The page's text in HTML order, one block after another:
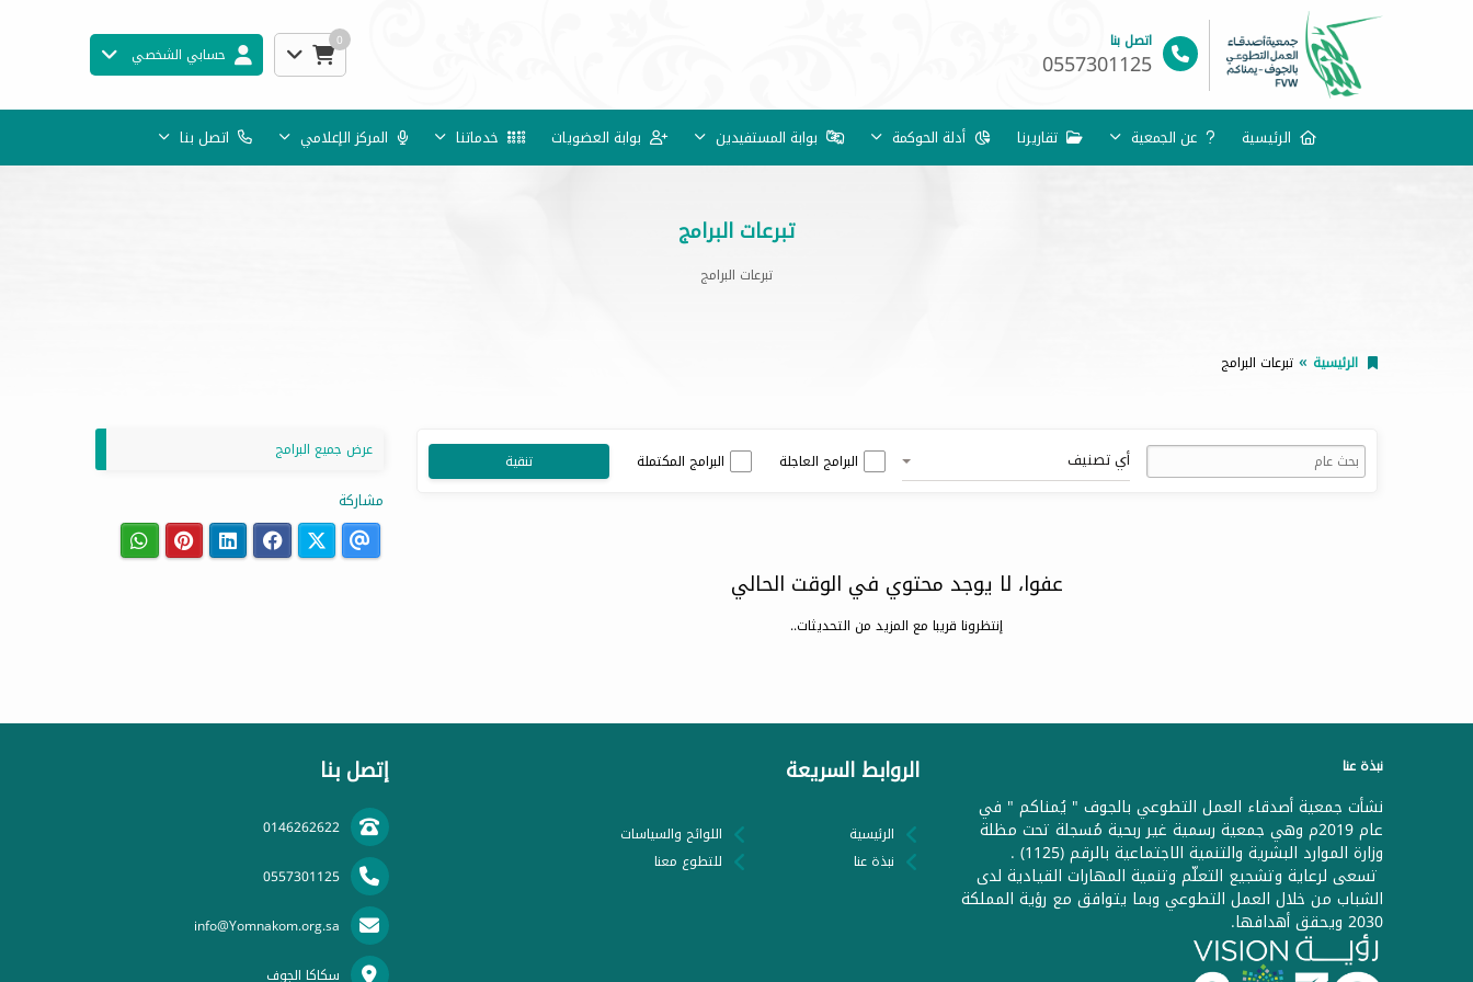
اتصل بنا
0557301125
0
حسابي الشخصي
الرئيسية عن الجمعية تقاريرنا أدلة الحوكمة بوابة المستفيدين بوابة العضويات خدماتنا المركز الإعلامي اتصل بنا
تبرعات البرامج
تبرعات البرامج
الرئيسية تبرعات البرامج
أي تصنيف البرامج العاجلة البرامج المكتملة تنقية
عفوا، لا يوجد محتوي في الوقت الحالي
إنتظرونا قريبا مع المزيد من التحديثات..
عرض جميع البرامج
مشاركة
نبذة عنا
نشأت جمعية أصدقاء العمل التطوعي بالجوف " يُمناكم " في
عام 2019م وهي جمعية رسمية غير ربحية مُسجلة تحت مظلة
وزارة الموارد البشرية والتنمية الاجتماعية بالرقم (1125) .
تسعى لرعاية وتشجيع التعلّم وتنمية المهارات القيادية لدى
الشباب من خلال العمل التطوعي وبما يتوافق مع رؤية المملكة
2030 ويحقق أهدافها.
الروابط السريعة
الرئيسية
نبذة عنا
اللوائح والسياسات
للتطوع معنا
إتصل بنا
0146262622
0557301125
info@Yomnakom.org.sa
سكاكا الجوف